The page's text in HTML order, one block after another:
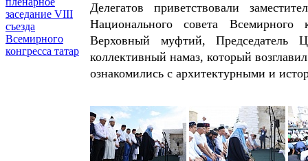
заседание VIII
съезда
Всемирного
конгресса татар
Делегатов приветствовали
Национального совета
Верховный муфтий, Председатель
коллективный намаз, который
ознакомились с архитектурными и